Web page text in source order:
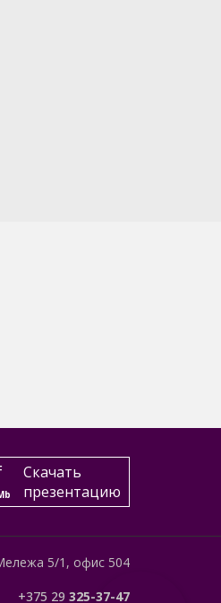
Скачать
презентацию
5/1, офис 504
+375 29 325-37-47